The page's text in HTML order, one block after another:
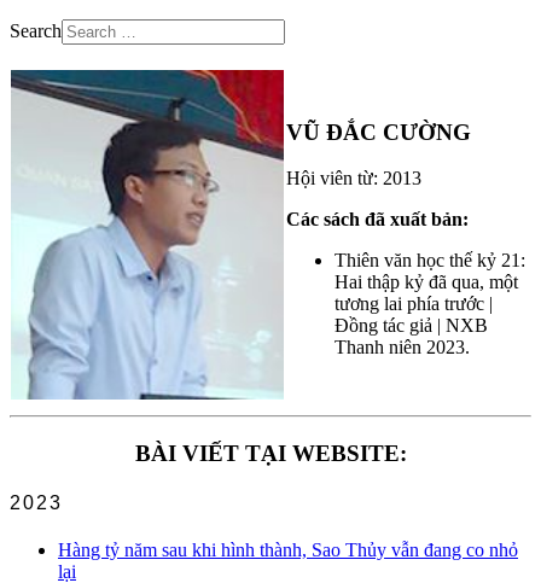
Search
VŨ ĐẮC CƯỜNG
Hội viên từ: 2013
Các sách đã xuất bản:
Thiên văn học thế kỷ 21:
Hai thập kỷ đã qua, một
tương lai phía trước |
Đồng tác giả | NXB
Thanh niên 2023.
BÀI VIẾT TẠI WEBSITE:
2023
Hàng tỷ năm sau khi hình thành, Sao Thủy vẫn đang co nhỏ
lại